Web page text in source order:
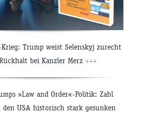
Trump weist Selenskyj zurecht
bei Kanzler Merz +++
»Law and Order«-Politik: Zahl
den USA historisch stark gesunken